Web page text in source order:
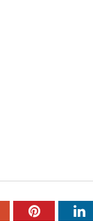
Pinterest